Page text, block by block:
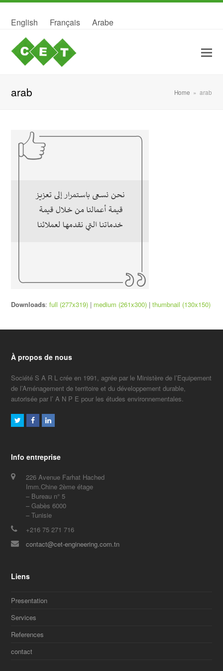
English Français Arabe
arab Home » arab
Downloads:full (277x319) | medium (261x300) |thumbnail (130x150)
À propos de nous
Société S A R L crée en 1991, agrée par le Ministère de l’Equipement
de l’Aménagement de territoire et du développement durable,
autorisée par l’ A N P E pour les études environnementales.
TwitterFacebookLinkedIn
Info entreprise
226 Avenue Farhat Hached
Imm.Chine 2ème étage
– Bureau n° 5
– Gabès 6000
– Tunisie
+216 75 271 716
contact@cet-engineering.com.tn
Liens
Presentation
Services
References
contact